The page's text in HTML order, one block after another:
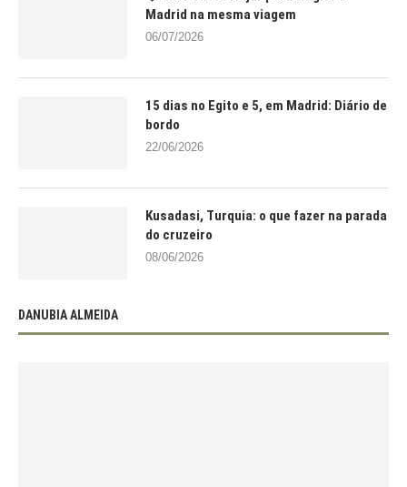
Madrid na mesma viagem
06/07/2026
15 dias no Egito e 5, em Madrid: Diário de
bordo
22/06/2026
Kusadasi, Turquia: o que fazer na parada
do cruzeiro
08/06/2026
DANUBIA ALMEIDA